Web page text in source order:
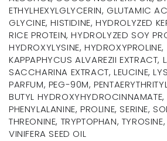
ETHYLHEXYLGLYCERIN, GLUTAMIC
GLYCINE, HISTIDINE, HYDROLYZED
RICE PROTEIN, HYDROLYZED SOY
HYDROXYLYSINE, HYDROXYPROLINE,
KAPPAPHYCUS ALVAREZII EXTRACT,
SACCHARINA EXTRACT, LEUCINE,
PARFUM, PEG-90M,
BUTYL HYDROXYHYDROCINNAMATE,
PHENYLALANINE, PROLINE, SERINE,
THREONINE, TRYPTOPHAN,
VINIFERA SEED OIL